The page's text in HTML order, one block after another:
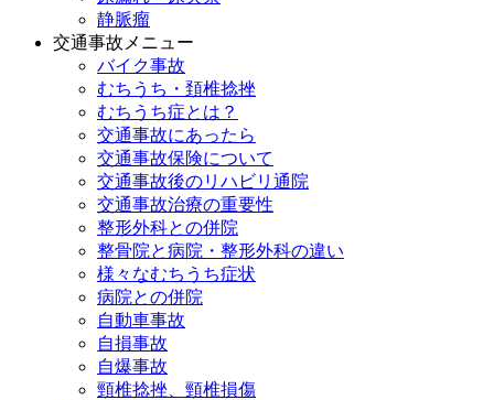
静脈瘤
交通事故メニュー
バイク事故
むちうち・頚椎捻挫
むちうち症とは？
交通事故にあったら
交通事故保険について
交通事故後のリハビリ通院
交通事故治療の重要性
整形外科との併院
整骨院と病院・整形外科の違い
様々なむちうち症状
病院との併院
自動車事故
自損事故
自爆事故
頸椎捻挫、頸椎損傷